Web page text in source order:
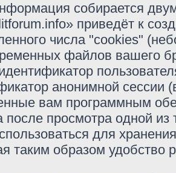
собирается
приведёт к
числа "cookies"
файлов вашего
анонимной сессии
вам программным
после просмотра одной
для
таким образом удобство